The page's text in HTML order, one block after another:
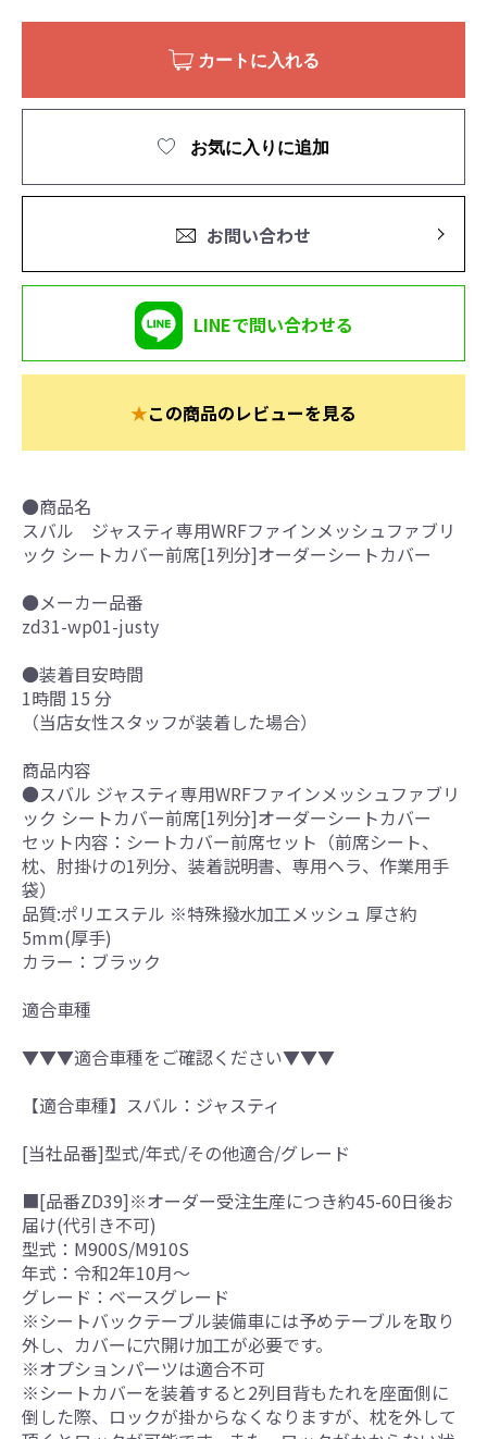
カートに入れる
お気に入りに追加
お問い合わせ
LINEで問い合わせる
★この商品のレビューを見る
●商品名
スバル ジャスティ専用WRFファインメッシュファブリ
ック シートカバー前席[1列分]オーダーシートカバー
●メーカー品番
zd31-wp01-justy
●装着目安時間
1時間 15 分
（当店女性スタッフが装着した場合）
商品内容
●スバル ジャスティ専用WRFファインメッシュファブリ
ック シートカバー前席[1列分]オーダーシートカバー
セット内容：シートカバー前席セット（前席シート、
枕、肘掛けの1列分、装着説明書、専用ヘラ、作業用手
袋）
品質:ポリエステル ※特殊撥水加工メッシュ 厚さ約
5mm(厚手)
カラー：ブラック
適合車種
▼▼▼適合車種をご確認ください▼▼▼
【適合車種】スバル：ジャスティ
[当社品番]型式/年式/その他適合/グレード
■[品番ZD39]※オーダー受注生産につき約45-60日後お
届け(代引き不可)
型式：M900S/M910S
年式：令和2年10月～
グレード：ベースグレード
※シートバックテーブル装備車には予めテーブルを取り
外し、カバーに穴開け加工が必要です。
※オプションパーツは適合不可
※シートカバーを装着すると2列目背もたれを座面側に
倒した際、ロックが掛からなくなりますが、枕を外して